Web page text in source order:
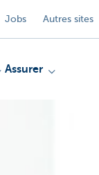
Jobs Autres sites
Assurer